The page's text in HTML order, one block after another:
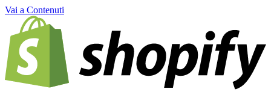
Vai a Contenuti